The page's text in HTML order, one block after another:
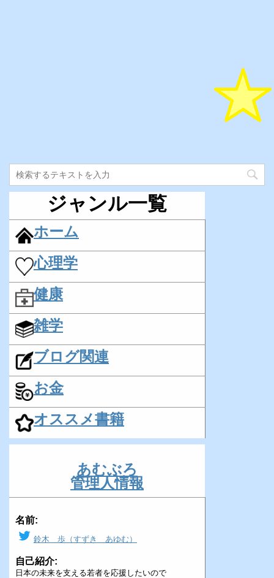
ジャンル一覧
ホーム
心理学
健康
雑学
ブログ関連
お金
オススメ書籍
あむぶろ
管理人情報
名前:
鈴木 歩（すずき あゆむ）
自己紹介:
日本の未来を支える若者を応援したいので